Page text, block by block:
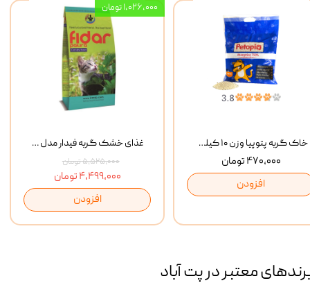
غذای خشک گربه فیدار مدل Adult وزن 10 کیلوگرم
۵,۵۲۵,۰۰۰ تومان
۴,۴۹۹,۰۰۰ تومان
افزودن
۱,۰۲۶,۰۰۰ تومان
خاک گربه پتوپیا وزن ۱۰ کیلوگرم
۴۷۰,۰۰۰ تومان
افزودن
معتبر در پت آباد